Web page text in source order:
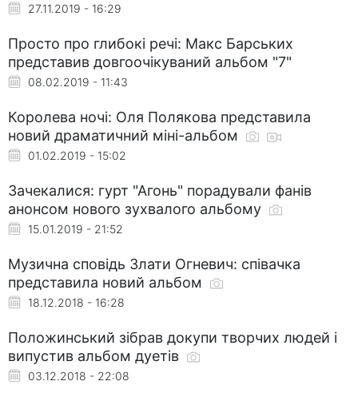
27.11.2019 - 16:29
Просто про глибокі речі: Макс Барських
представив довгоочікуваний альбом "7"
08.02.2019 - 11:43
Королева ночі: Оля Полякова представила
новий драматичний міні-альбом
01.02.2019 - 15:02
Зачекалися: гурт "Агонь" порадували фанів
анонсом нового зухвалого альбому
15.01.2019 - 21:52
Музична сповідь Злати Огневич: співачка
представила новий альбом
18.12.2018 - 16:28
Положинський зібрав докупи творчих людей і
випустив альбом дуетів
03.12.2018 - 22:08